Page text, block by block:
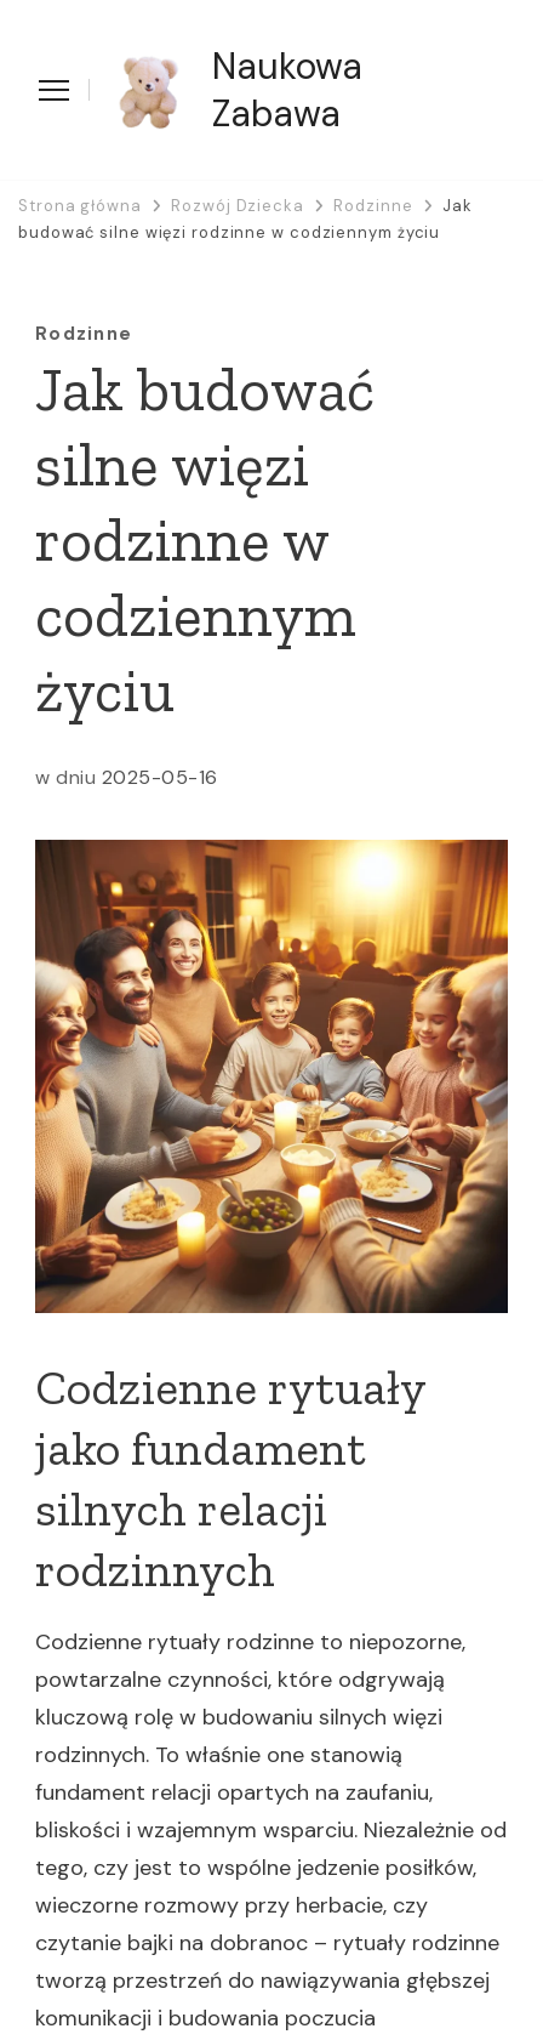
Naukowa
Zabawa
Strona główna Rozwój Dziecka Rodzinne
Jak
budować silne więzi rodzinne w codziennym życiu
Rodzinne
Jak budować
silne więzi
rodzinne w
codziennym
życiu
w dniu 2025-05-16
Codzienne rytuały
jako fundament
silnych relacji
rodzinnych
Codzienne rytuały rodzinne to niepozorne,
powtarzalne czynności, które odgrywają
kluczową rolę w budowaniu silnych więzi
rodzinnych. To właśnie one stanowią
fundament relacji opartych na zaufaniu,
bliskości i wzajemnym wsparciu. Niezależnie od
tego, czy jest to wspólne jedzenie posiłków,
wieczorne rozmowy przy herbacie, czy
czytanie bajki na dobranoc – rytuały rodzinne
tworzą przestrzeń do nawiązywania głębszej
komunikacji i budowania poczucia